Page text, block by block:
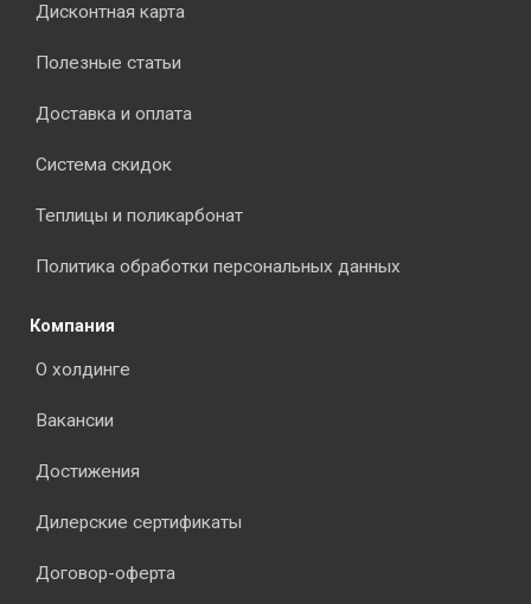
Дисконтная карта
Полезные статьи
Доставка и оплата
Система скидок
Теплицы и поликарбонат
Политика обработки персональных данных
Компания
О холдинге
Вакансии
Достижения
Дилерские сертификаты
Договор-оферта